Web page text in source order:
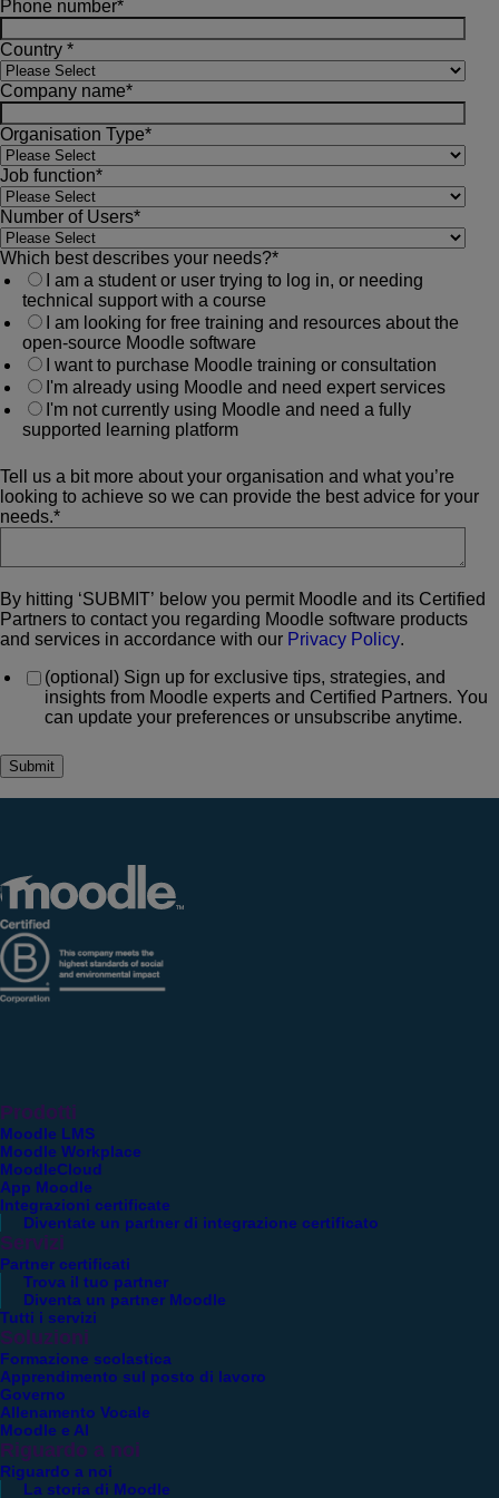
Phone number*
Country *
Company name*
Organisation Type*
Job function*
Number of Users*
Which best describes your needs?*
I am a student or user trying to log in, or needing
technical support with a course
I am looking for free training and resources about the
open-source Moodle software
I want to purchase Moodle training or consultation
I'm already using Moodle and need expert services
I'm not currently using Moodle and need a fully
supported learning platform
Tell us a bit more about your organisation and what you’re
looking to achieve so we can provide the best advice for your
needs.*
By hitting ‘SUBMIT’ below you permit Moodle and its Certified
Partners to contact you regarding Moodle software products
and services in accordance with our Privacy Policy.
(optional) Sign up for exclusive tips, strategies, and
insights from Moodle experts and Certified Partners. You
can update your preferences or unsubscribe anytime.
Prodotti
Moodle LMS
Moodle Workplace
MoodleCloud
App Moodle
Integrazioni certificate
Diventate un partner di integrazione certificato
Servizi
Partner certificati
Trova il tuo partner
Diventa un partner Moodle
Tutti i servizi
Soluzioni
Formazione scolastica
Apprendimento sul posto di lavoro
Governo
Allenamento Vocale
Moodle e AI
Riguardo a noi
Riguardo a noi
La storia di Moodle